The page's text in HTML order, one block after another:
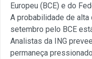
Europeu (BCE) e do
A probabilidade de alta
setembro pelo BCE
Analistas da ING
permaneça